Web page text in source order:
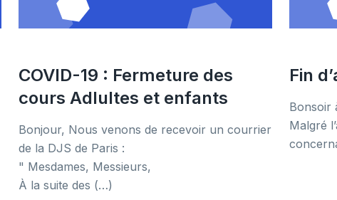
COVID-19 : Fermeture des
cours Adlultes et enfants
Bonjour, Nous venons de recevoir un courrier
de la DJS de Paris :
" Mesdames, Messieurs,
À la suite des (…)
Fin
Bonsoir
Malgré